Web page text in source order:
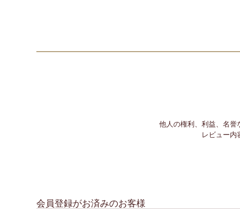
他人の権利、利益、名誉
レビュー内
会員登録がお済みのお客様